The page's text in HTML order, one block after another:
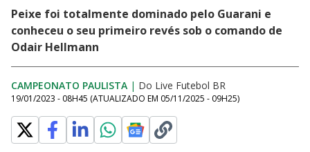
Peixe foi totalmente dominado pelo Guarani e
conheceu o seu primeiro revés sob o comando de
Odair Hellmann
CAMPEONATO PAULISTA | Do Live Futebol BR
19/01/2023 - 08H45 (ATUALIZADO EM 05/11/2025 - 09H25)